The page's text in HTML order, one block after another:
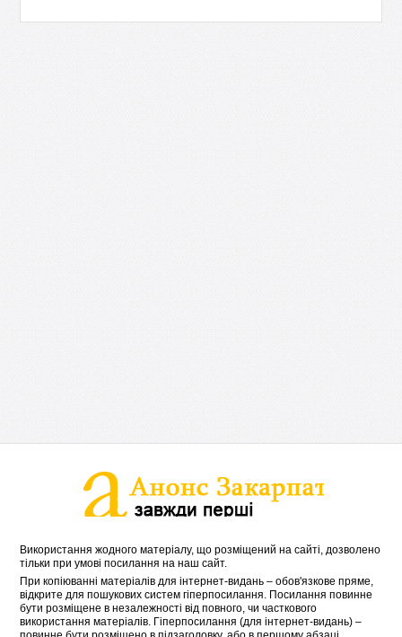
Використання жодного матеріалу, що розміщений на сайті, дозволено
тільки при умові посилання на наш сайт.
При копіюванні матеріалів для інтернет-видань – обов'язкове пряме,
відкрите для пошукових систем гіперпосилання. Посилання повинне
бути розміщене в незалежності від повного, чи часткового
використання матеріалів. Гіперпосилання (для інтернет-видань) –